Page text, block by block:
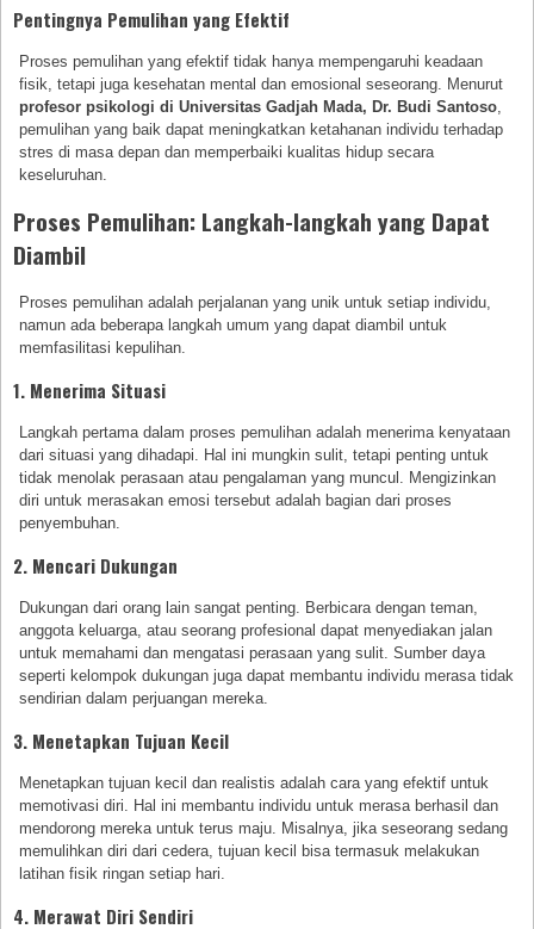
Pentingnya Pemulihan yang Efektif
Proses pemulihan yang efektif tidak hanya mempengaruhi keadaan
fisik, tetapi juga kesehatan mental dan emosional seseorang. Menurut
profesor psikologi di Universitas Gadjah Mada, Dr. Budi Santoso,
pemulihan yang baik dapat meningkatkan ketahanan individu terhadap
stres di masa depan dan memperbaiki kualitas hidup secara
keseluruhan.
Proses Pemulihan: Langkah-langkah yang Dapat
Diambil
Proses pemulihan adalah perjalanan yang unik untuk setiap individu,
namun ada beberapa langkah umum yang dapat diambil untuk
memfasilitasi kepulihan.
1. Menerima Situasi
Langkah pertama dalam proses pemulihan adalah menerima kenyataan
dari situasi yang dihadapi. Hal ini mungkin sulit, tetapi penting untuk
tidak menolak perasaan atau pengalaman yang muncul. Mengizinkan
diri untuk merasakan emosi tersebut adalah bagian dari proses
penyembuhan.
2. Mencari Dukungan
Dukungan dari orang lain sangat penting. Berbicara dengan teman,
anggota keluarga, atau seorang profesional dapat menyediakan jalan
untuk memahami dan mengatasi perasaan yang sulit. Sumber daya
seperti kelompok dukungan juga dapat membantu individu merasa tidak
sendirian dalam perjuangan mereka.
3. Menetapkan Tujuan Kecil
Menetapkan tujuan kecil dan realistis adalah cara yang efektif untuk
memotivasi diri. Hal ini membantu individu untuk merasa berhasil dan
mendorong mereka untuk terus maju. Misalnya, jika seseorang sedang
memulihkan diri dari cedera, tujuan kecil bisa termasuk melakukan
latihan fisik ringan setiap hari.
4. Merawat Diri Sendiri